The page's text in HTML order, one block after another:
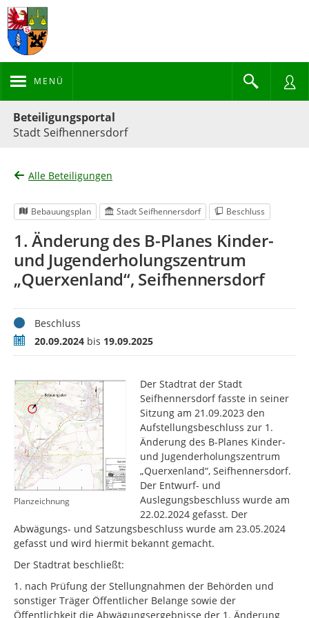
MENÜ
Beteiligungsportal
Stadt Seifhennersdorf
Alle Beteiligungen
Bebauungsplan Stadt Seifhennersdorf Beschluss
1. Änderung des B-Planes Kinder-
und Jugenderholungszentrum
„Querxenland“, Seifhennersdorf
StatusBeschluss
Zeitraum20.09.2024 bis 19.09.2025
Planzeichnung
Der Stadtrat der Stadt
Seifhennersdorf fasste in seiner
Sitzung am 21.09.2023 den
Aufstellungsbeschluss zur 1.
Änderung des B-Planes Kinder-
und Jugenderholungszentrum
„Querxenland“, Seifhennersdorf.
Der Entwurf- und
Auslegungsbeschluss wurde am
22.02.2024 gefasst. Der
Abwägungs- und Satzungsbeschluss wurde am 23.05.2024
gefasst und wird hiermit bekannt gemacht.
Der Stadtrat beschließt:
1. nach Prüfung der Stellungnahmen der Behörden und
sonstiger Träger Öffentlicher Belange sowie der
Öffentlichkeit die Abwägungsergebnisse der 1. Änderung